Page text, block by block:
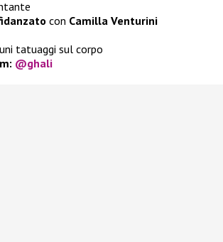
con Camilla Venturini
tatuaggi sul corpo
@ghali